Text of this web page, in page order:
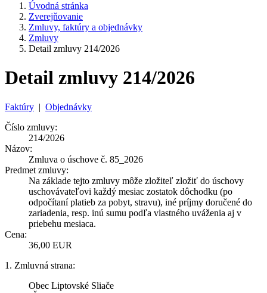
Úvodná stránka
Zverejňovanie
Zmluvy, faktúry a objednávky
Zmluvy
Detail zmluvy 214/2026
Detail zmluvy 214/2026
Faktúry | Objednávky
Číslo zmluvy:
214/2026
Názov:
Zmluva o úschove č. 85_2026
Predmet zmluvy:
Na základe tejto zmluvy môže zložiteľ zložiť do úschovy
uschovávateľovi každý mesiac zostatok dôchodku (po
odpočítaní platieb za pobyt, stravu), iné príjmy doručené do
zariadenia, resp. inú sumu podľa vlastného uváženia aj v
priebehu mesiaca.
Cena:
36,00 EUR
1. Zmluvná strana:
Obec Liptovské Sliače